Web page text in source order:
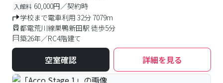
入館料 60,000円／契約時
学校まで電車利用 32分 7079m
都電荒川線巣鴨新田駅 徒歩5分
築26年／RC4階建て
空室確認 詳細を見る